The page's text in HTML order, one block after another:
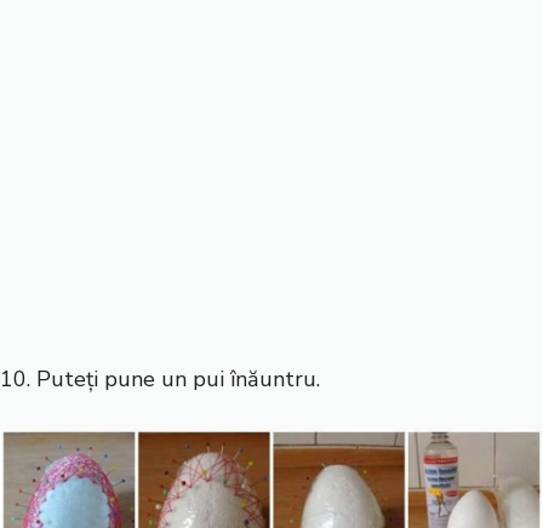
10. Puteți pune un pui înăuntru.